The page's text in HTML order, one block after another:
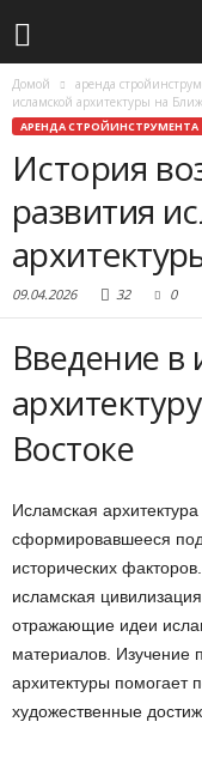
Домой аренда
исламской архитектуры на
АРЕНДА СТРОЙИНСТРУМЕНТА
История
развития
09.04.2026 32 0
Введение в
Востоке
Исламская
сформировавшееся
исторических
исламская
отражающие идеи
материалов. Изучение
архитектуры помогает
художественные